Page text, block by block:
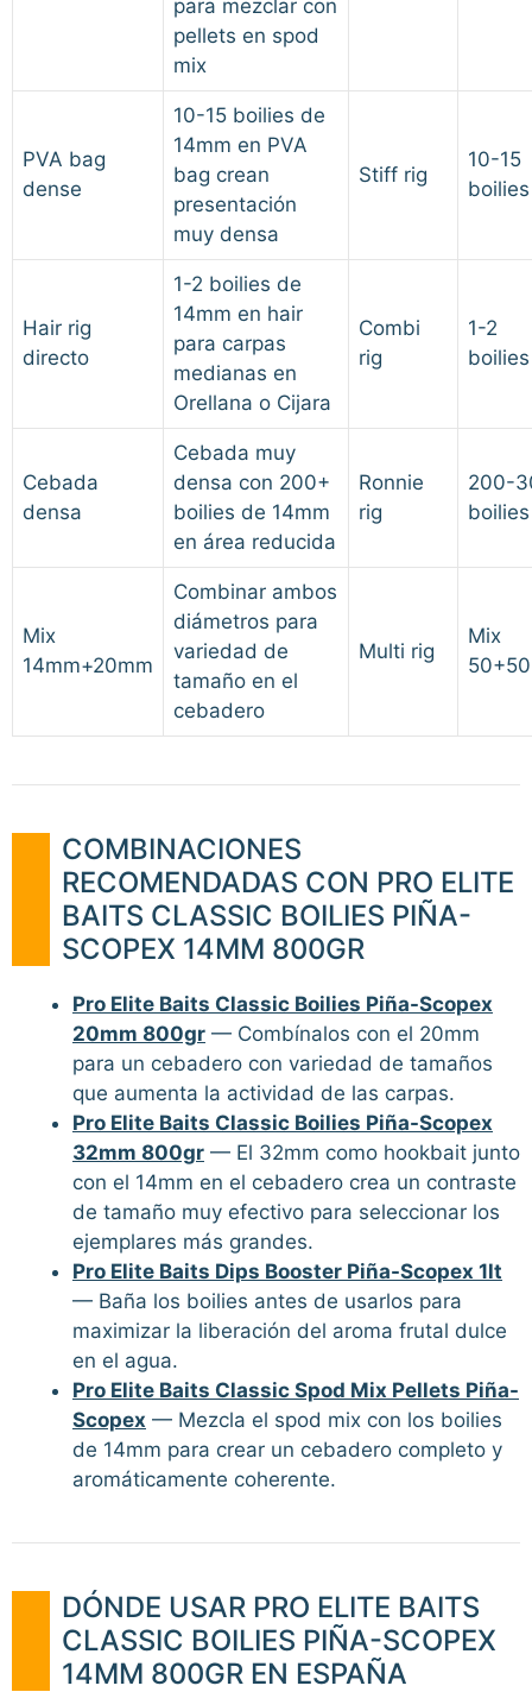
para mezclar con
pellets en spod
mix
PVA bag
dense
10-15 boilies de
14mm en PVA
bag crean
presentación
muy densa
Stiff rig
10-15
boilies
Hair rig
directo
1-2 boilies de
14mm en hair
para carpas
medianas en
Orellana o Cijara
Combi
rig
1-2
boilies
Cebada
densa
Cebada muy
densa con 200+
boilies de 14mm
en área reducida
Ronnie
rig
200-
boilies
Mix
14mm+20mm
Combinar ambos
diámetros para
variedad de
tamaño en el
cebadero
Multi rig
Mix
50+50
COMBINACIONES
RECOMENDADAS CON PRO ELITE
BAITS CLASSIC BOILIES PIÑA-
SCOPEX 14MM 800GR
Pro Elite Baits Classic Boilies Piña-Scopex
20mm 800gr — Combínalos con el 20mm
para un cebadero con variedad de tamaños
que aumenta la actividad de las carpas.
Pro Elite Baits Classic Boilies Piña-Scopex
32mm 800gr — El 32mm como hookbait junto
con el 14mm en el cebadero crea un contraste
de tamaño muy efectivo para seleccionar los
ejemplares más grandes.
Pro Elite Baits Dips Booster Piña-Scopex 1lt
— Baña los boilies antes de usarlos para
maximizar la liberación del aroma frutal dulce
en el agua.
Pro Elite Baits Classic Spod Mix Pellets Piña-
Scopex — Mezcla el spod mix con los boilies
de 14mm para crear un cebadero completo y
aromáticamente coherente.
DÓNDE USAR PRO ELITE BAITS
CLASSIC BOILIES PIÑA-SCOPEX
14MM 800GR EN ESPAÑA